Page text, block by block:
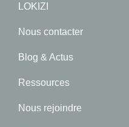
LOKIZI
Nous contacter
Blog & Actus
Ressources
Nous rejoindre